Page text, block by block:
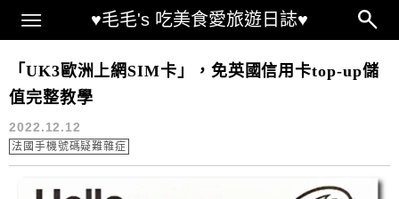
♥毛毛's 吃美食愛旅遊日誌♥
Main Menu
法國手機號碼疑難雜症
「UK3歐洲上網SIM卡」，免英國信用卡top-up儲
值完整教學
2022.12.12
法國手機號碼疑難雜症